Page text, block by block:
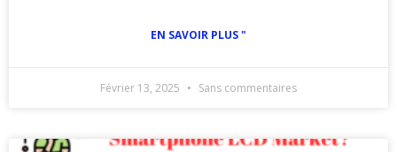
EN SAVOIR PLUS "
Février 13, 2025 Sans commentaires